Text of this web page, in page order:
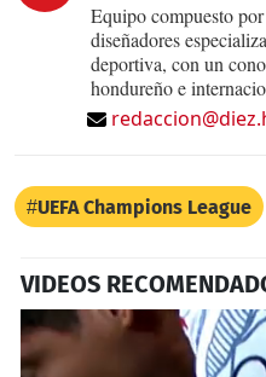
Equipo compuesto
diseñadores
deportiva, con un
hondureño e
UEFA Champions League
VIDEOS